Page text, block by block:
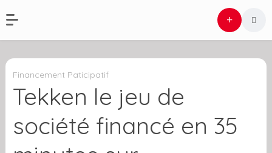
Financement Paticipatif
Tekken le jeu de
société financé en 35